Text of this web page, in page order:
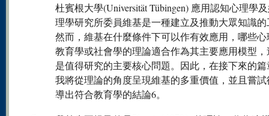
杜賓根大學(Universität Tübingen) 應用認知心理學
理學研究所委員維基是一種建立及推動大眾知識
然而，維基在什麼條件下可以作有效應用，哪些
教育學或社會學的理論適合作為其主要應用模型
是值得研究的主要核心問題。因此，在接下來的
我將從理論的角度呈現維基的多重價值，並且嘗
導出符合教育學的結論6。